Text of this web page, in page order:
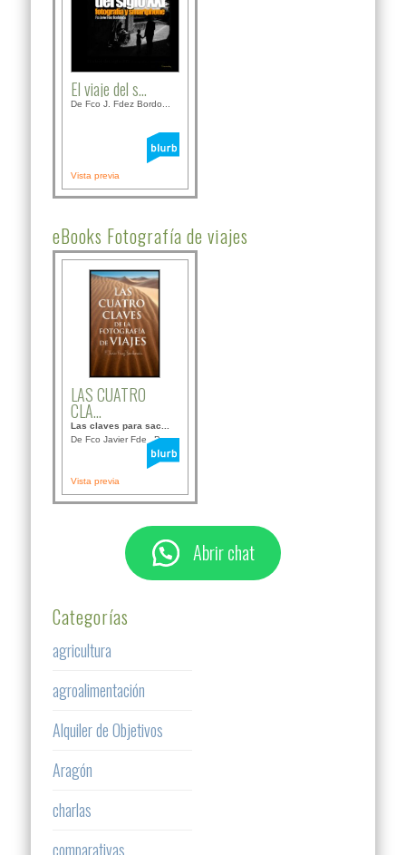
El viaje del s...
De Fco J. Fdez Bordo...
Vista previa
eBooks Fotografía de viajes
LAS CUATRO
CLA...
Las claves para sac...
De Fco Javier Fdez B...
Vista previa
Abrir chat
Categorías
agricultura
agroalimentación
Alquiler de Objetivos
Aragón
charlas
comparativas